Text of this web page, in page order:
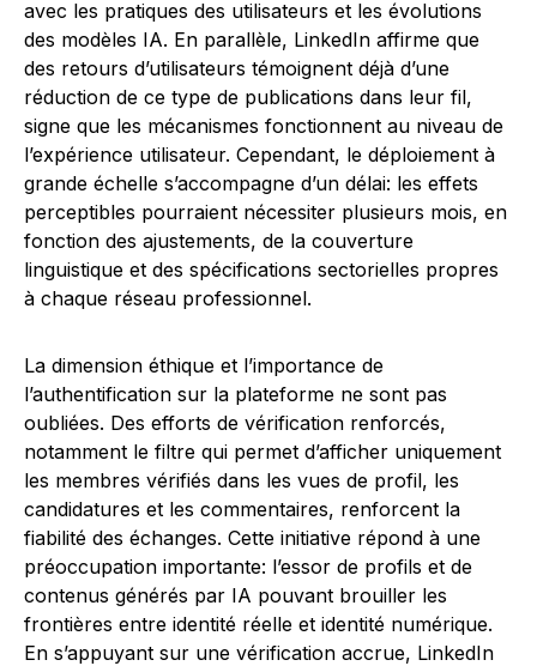
avec les pratiques des utilisateurs et les évolutions
des modèles IA. En parallèle, LinkedIn affirme que
des retours d’utilisateurs témoignent déjà d’une
réduction de ce type de publications dans leur fil,
signe que les mécanismes fonctionnent au niveau de
l’expérience utilisateur. Cependant, le déploiement à
grande échelle s’accompagne d’un délai: les effets
perceptibles pourraient nécessiter plusieurs mois, en
fonction des ajustements, de la couverture
linguistique et des spécifications sectorielles propres
à chaque réseau professionnel.
La dimension éthique et l’importance de
l’authentification sur la plateforme ne sont pas
oubliées. Des efforts de vérification renforcés,
notamment le filtre qui permet d’afficher uniquement
les membres vérifiés dans les vues de profil, les
candidatures et les commentaires, renforcent la
fiabilité des échanges. Cette initiative répond à une
préoccupation importante: l’essor de profils et de
contenus générés par IA pouvant brouiller les
frontières entre identité réelle et identité numérique.
En s’appuyant sur une vérification accrue, LinkedIn